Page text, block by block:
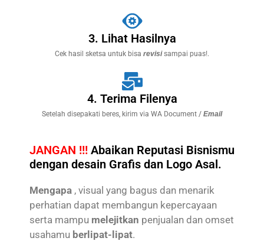
3. Lihat Hasilnya
Cek hasil sketsa untuk bisa revisisampai puas!.
4. Terima Filenya
Setelah disepakati beres, kirim via WA Document / Email
JANGAN !!! Abaikan Reputasi Bisnismu
dengan desain Grafis dan Logo Asal.
Mengapa , visual yang bagus dan menarik
perhatian dapat membangun kepercayaan
serta mampu melejitkan penjualan dan omset
usahamu berlipat-lipat.